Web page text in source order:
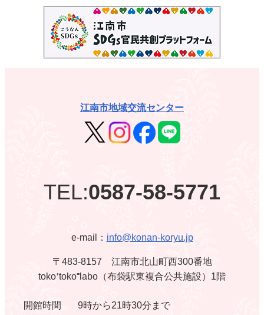
江南市地域交流センター
TEL:0587-58-5771
e-mail： info@konan-koryu.jp
〒483-8157 江南市北山町西300番地
toko⁺toko⁼labo（布袋駅東複合公共施設）1階
開館時間 9時から21時30分まで